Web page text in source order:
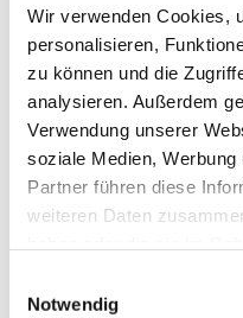
Wir verwenden Cookies,
personalisieren,
zu können und die
analysieren. Außerdem
Verwendung unserer
soziale Medien,
Partner führen diese
weiteren Daten
Notwendig
Die beim Ziegelbrand
Reingasbrenner
jedoch die Anforderungen
Flammenstabilität nicht
bereits patentierte
des Reingasbrenners
mit hohen
Flammenstabilität und
höhere thermische
Gasverbrauch und der